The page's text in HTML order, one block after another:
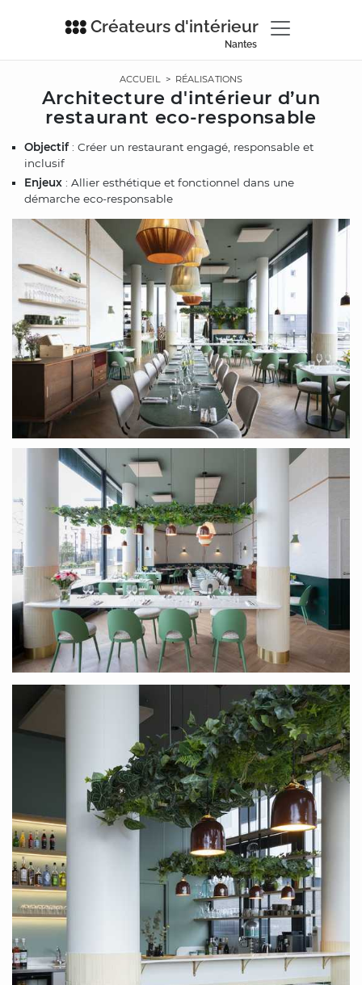
Créateurs d'intérieur
Nantes
ACCUEIL> RÉALISATIONS
Architecture d'intérieur d’un
restaurant eco-responsable
Objectif: Créer un restaurant engagé, responsable et
inclusif
Enjeux : Allier esthétique et fonctionnel dans une
démarche eco-responsable